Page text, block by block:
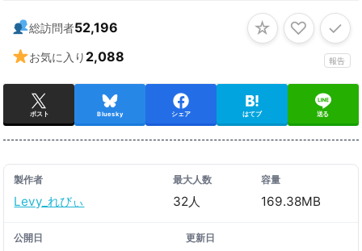
総訪問者52,196
お気に入り 2,088 報告
☆ ♡ ✓
ポスト Bluesky シェア はてブ 送る
製作者
Levy_れびぃ
最大人数
32人
容量
169.38MB
公開日 更新日